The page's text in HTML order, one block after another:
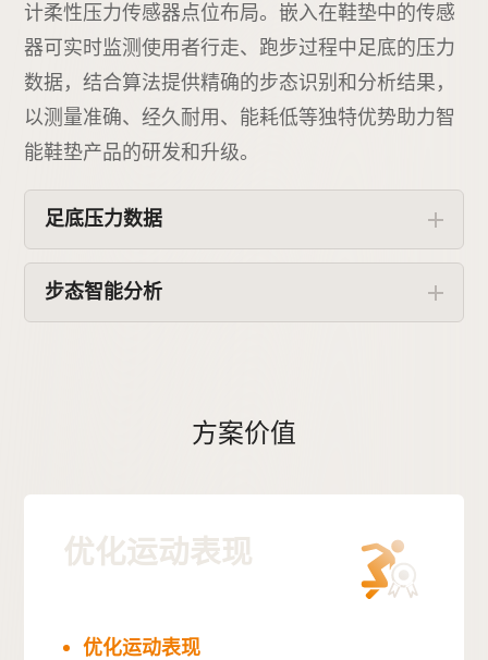
计柔性压力传感器点位布局。嵌入在鞋垫中的传感
器可实时监测使用者行走、跑步过程中足底的压力
数据，结合算法提供精确的步态识别和分析结果，
以测量准确、经久耐用、能耗低等独特优势助力智
能鞋垫产品的研发和升级。
足底压力数据
步态智能分析
方案价值
优化运动表现
优化运动表现